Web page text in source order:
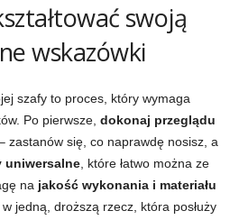
swoją
wskazówki
szafy to proces, który wymaga
Po pierwsze, dokonaj przeglądu
zastanów się, co naprawdę nosisz, a
uniwersalne , które łatwo można ze
na jakość wykonania i materiału
jedną, droższą rzecz, która posłuży